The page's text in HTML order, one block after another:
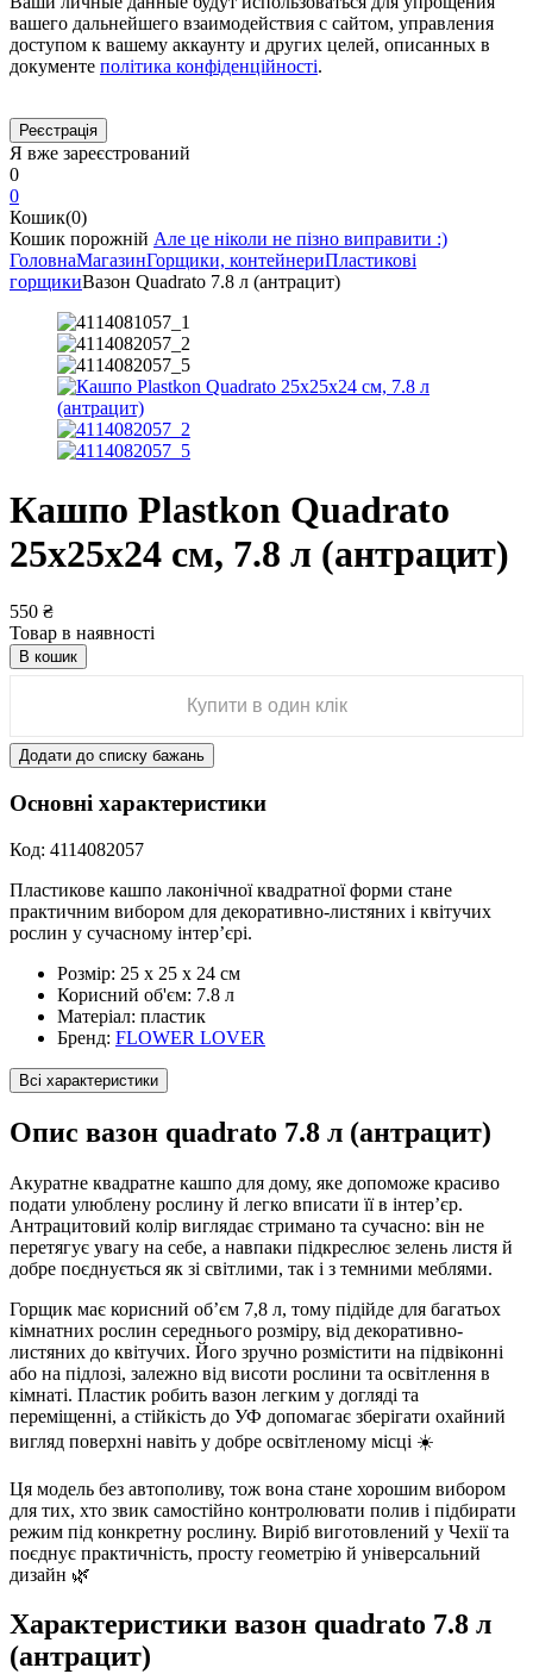
вашего дальнейшего взаимодействия с сайтом, управления
доступом к вашему аккаунту и других целей, описанных в
документе політика конфіденційності.
Я вже зареєстрований
0
0
Кошик(0)
Кошик порожній Але це ніколи не пізно виправити :)
ГоловнаМагазинГорщики, контейнериПластикові
горщикиВазон Quadrato 7.8 л (антрацит)
Кашпо Plastkon Quadrato
25х25х24 см, 7.8 л (антрацит)
550 ₴
Товар в наявності
В кошик
Купити в один клік
Додати до списку бажань
Основні характеристики
Код: 4114082057
Пластикове кашпо лаконічної квадратної форми стане
практичним вибором для декоративно-листяних і квітучих
рослин у сучасному інтер’єрі.
Розмір: 25 х 25 х 24 см
Корисний об'єм: 7.8 л
Матеріал: пластик
Бренд: FLOWER LOVER
Всі характеристики
Опис вазон quadrato 7.8 л (антрацит)
Акуратне квадратне кашпо для дому, яке допоможе красиво
подати улюблену рослину й легко вписати її в інтер’єр.
Антрацитовий колір виглядає стримано та сучасно: він не
перетягує увагу на себе, а навпаки підкреслює зелень листя й
добре поєднується як зі світлими, так і з темними меблями.
Горщик має корисний об’єм 7,8 л, тому підійде для багатьох
кімнатних рослин середнього розміру, від декоративно-
листяних до квітучих. Його зручно розмістити на підвіконні
або на підлозі, залежно від висоти рослини та освітлення в
кімнаті. Пластик робить вазон легким у догляді та
переміщенні, а стійкість до УФ допомагає зберігати охайний
вигляд поверхні навіть у добре освітленому місці ☀️
Ця модель без автополиву, тож вона стане хорошим вибором
для тих, хто звик самостійно контролювати полив і підбирати
режим під конкретну рослину. Виріб виготовлений у Чехії та
поєднує практичність, просту геометрію й універсальний
дизайн 🌿
Характеристики вазон quadrato 7.8 л
(антрацит)